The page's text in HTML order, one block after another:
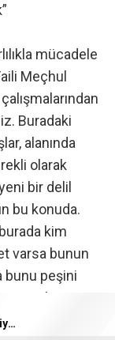
mücadele
Meçhul
Buradaki
alanında
olarak
bir delil
bu konuda.
kim
varsa bunun
bunu peşini
temel görevi.
gitti.
Şehzadeler’de hizmetin nabzı şantiyede tutuldu